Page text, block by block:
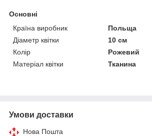
Основні
Країна виробник
Польща
Діаметр квітки
10 см
Колір
Рожевий
Матеріал квітки
Тканина
Умови доставки
Нова Пошта